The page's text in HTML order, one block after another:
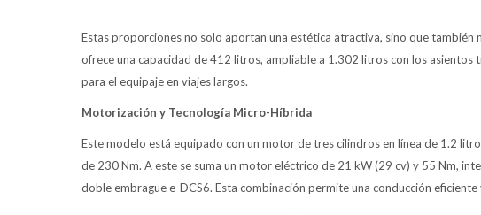
Estas proporciones no solo aportan una estética atractiva, sino que también
ofrece una capacidad de 412 litros, ampliable a 1.302 litros con los asientos
para el equipaje en viajes largos.
Motorización y Tecnología Micro-Híbrida
Este modelo está equipado con un motor de tres cilindros en línea de 1.2
de 230 Nm. A este se suma un motor eléctrico de 21 kW (29 cv) y 55 Nm,
doble embrague e-DCS6. Esta combinación permite una conducción